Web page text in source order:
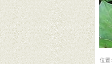
位置: